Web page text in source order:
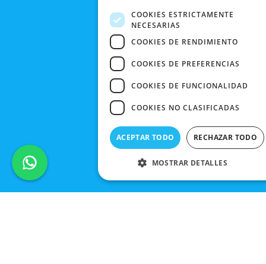
CONTACTO
COOKIES ESTRICTAMENTE
NECESARIAS
COOKIES DE RENDIMIENTO
COOKIES DE PREFERENCIAS
COOKIES DE FUNCIONALIDAD
COOKIES NO CLASIFICADAS
ACEPTAR TODO RECHAZAR TODO
MOSTRAR DETALLES